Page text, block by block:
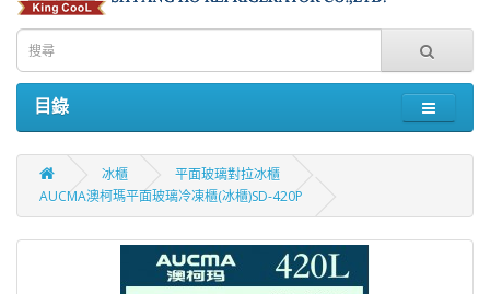
目錄
冰櫃
平面玻璃對拉冰櫃
AUCMA澳柯瑪平面玻璃冷凍櫃(冰櫃)SD-420P